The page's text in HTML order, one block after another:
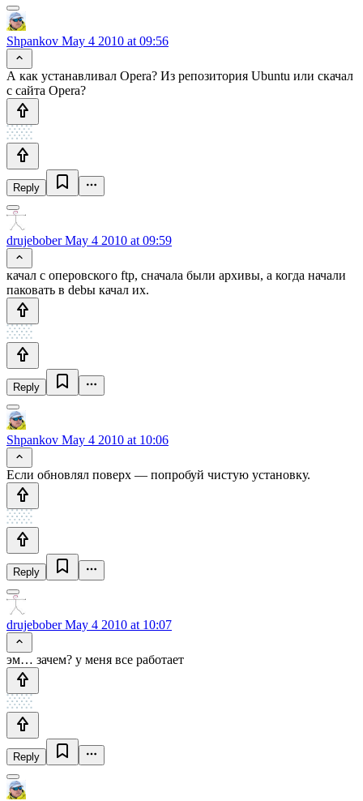
Shpankov May 4 2010 at 09:56
А как устанавливал Opera? Из репозитория Ubuntu или скачал
с сайта Opera?
Reply
drujeboberMay 4 2010 at 09:59
качал с оперовского ftp, сначала были архивы, а когда начали
паковать в debы качал их.
Reply
Shpankov May 4 2010 at 10:06
Если обновлял поверх — попробуй чистую установку.
Reply
drujeboberMay 4 2010 at 10:07
эм… зачем? у меня все работает
Reply